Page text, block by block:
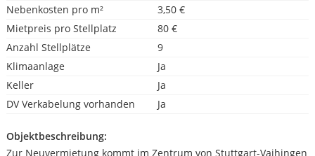
Nebenkosten pro m²
3,50 €
Mietpreis pro Stellplatz
80 €
Anzahl Stellplätze
9
Klimaanlage
Ja
Keller
Ja
DV Verkabelung vorhanden
Ja
Objektbeschreibung:
Zur Neuvermietung kommt im Zentrum von Stuttgart-Vaihingen